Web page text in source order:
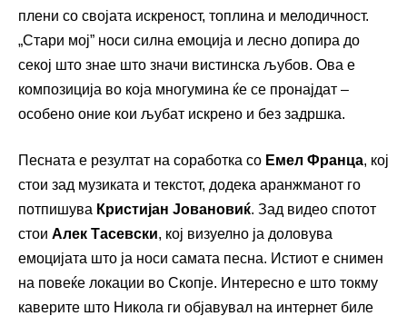
плени со својата искреност, топлина и мелодичност.
„Стари мој” носи силна емоција и лесно допира до
секој што знае што значи вистинска љубов. Ова е
композиција во која многумина ќе се пронајдат –
особено оние кои љубат искрено и без задршка.
Песната е резултат на соработка со Емел Франца, кој
стои зад музиката и текстот, додека аранжманот го
потпишува Кристијан Јовановиќ. Зад видео спотот
стои Алек Тасевски, кој визуелно ја доловува
емоцијата што ја носи самата песна. Истиот е снимен
на повеќе локации во Скопје. Интересно е што токму
каверите што Никола ги објавувал на интернет биле